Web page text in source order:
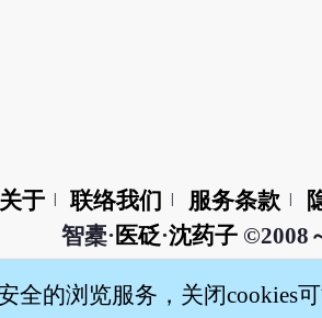
关于 联络我们 服务条款
智橐· 医砭·沈药子©2008
全的浏览服务，关闭cookies